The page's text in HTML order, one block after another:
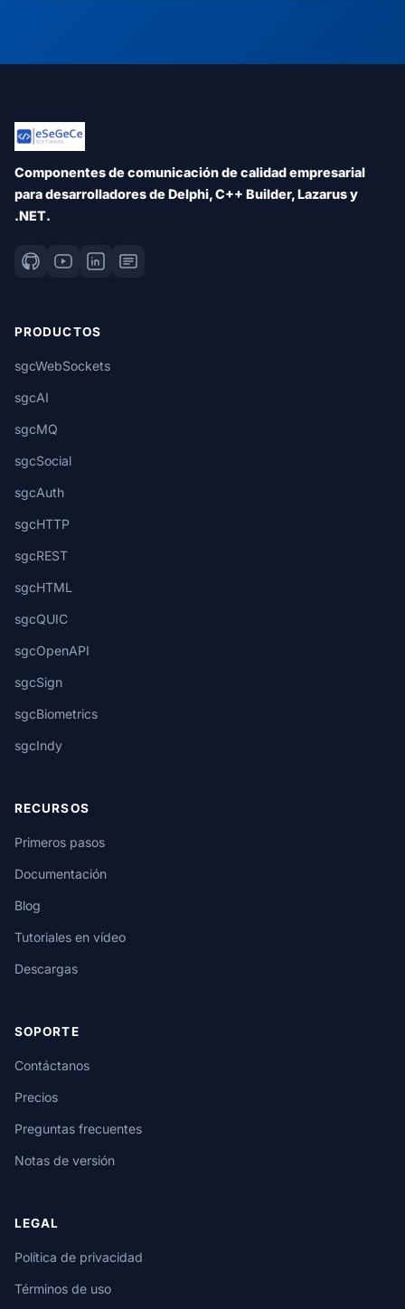
Componentes de comunicación de calidad empresarial
para desarrolladores de Delphi, C++ Builder, Lazarus y
.NET.
PRODUCTOS
sgcWebSockets
sgcAI
sgcMQ
sgcSocial
sgcAuth
sgcHTTP
sgcREST
sgcHTML
sgcQUIC
sgcOpenAPI
sgcSign
sgcBiometrics
sgcIndy
RECURSOS
Primeros pasos
Documentación
Blog
Tutoriales en vídeo
Descargas
SOPORTE
Contáctanos
Precios
Preguntas frecuentes
Notas de versión
LEGAL
Política de privacidad
Términos de uso